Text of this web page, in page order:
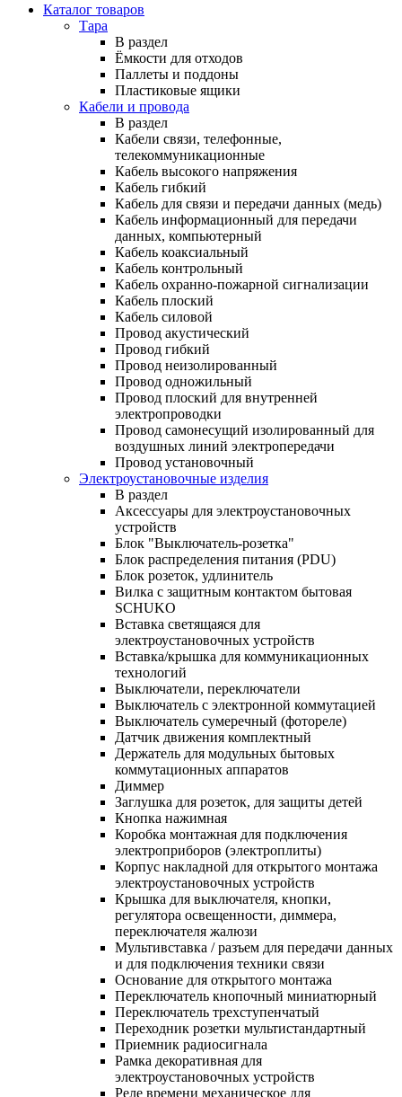
Каталог товаров
Тара
В раздел
Ёмкости для отходов
Паллеты и поддоны
Пластиковые ящики
Кабели и провода
В раздел
Кабели связи, телефонные,
телекоммуникационные
Кабель высокого напряжения
Кабель гибкий
Кабель для связи и передачи данных (медь)
Кабель информационный для передачи
данных, компьютерный
Кабель коаксиальный
Кабель контрольный
Кабель охранно-пожарной сигнализации
Кабель плоский
Кабель силовой
Провод акустический
Провод гибкий
Провод неизолированный
Провод одножильный
Провод плоский для внутренней
электропроводки
Провод самонесущий изолированный для
воздушных линий электропередачи
Провод установочный
Электроустановочные изделия
В раздел
Аксессуары для электроустановочных
устройств
Блок "Выключатель-розетка"
Блок распределения питания (PDU)
Блок розеток, удлинитель
Вилка с защитным контактом бытовая
SCHUKO
Вставка светящаяся для
электроустановочных устройств
Вставка/крышка для коммуникационных
технологий
Выключатели, переключатели
Выключатель с электронной коммутацией
Выключатель сумеречный (фотореле)
Датчик движения комплектный
Держатель для модульных бытовых
коммутационных аппаратов
Диммер
Заглушка для розеток, для защиты детей
Кнопка нажимная
Коробка монтажная для подключения
электроприборов (электроплиты)
Корпус накладной для открытого монтажа
электроустановочных устройств
Крышка для выключателя, кнопки,
регулятора освещенности, диммера,
переключателя жалюзи
Мультивставка / разъем для передачи данных
и для подключения техники связи
Основание для открытого монтажа
Переключатель кнопочный миниатюрный
Переключатель трехступенчатый
Переходник розетки мультистандартный
Приемник радиосигнала
Рамка декоративная для
электроустановочных устройств
Реле времени механическое для